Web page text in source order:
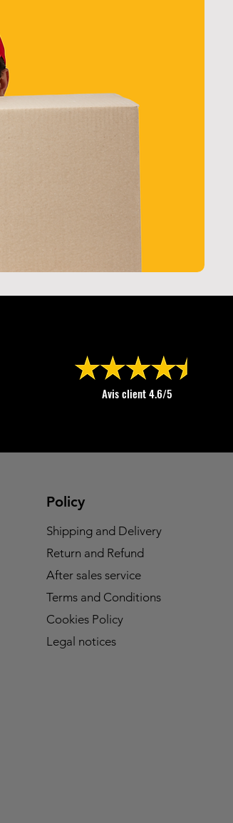
Avis client 4.6/5
Policy
Shipping and Delivery
Return and Refund
After sales service
Terms and Conditions
Cookies Policy
Legal notices